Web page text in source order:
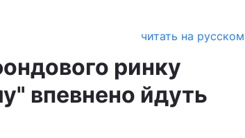
читать на русском
ринку
впевнено йдуть